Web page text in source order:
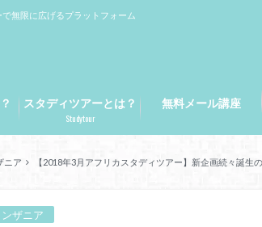
無限に広げるプラットフォーム
スタディツアーとは？
Studytour
無料メール講座
ニア 【2018年3月アフリカスタディツアー】新企画続々誕生
ンザニア